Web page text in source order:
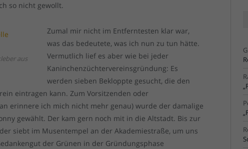
so nicht gewollt.
aus
Zumal mir nicht im Entferntesten klar war,
was das bedeutete, was ich nun zu tun hätte.
Vermutlich lief es aber wie bei jeder
Kaninchenzüchtervereinsgründung: Es
werden sieben Bekloppte gesucht, die den
eintragen kann. Zum Vorsitzenden oder
erinnere ich mich nicht mehr genau) wurde der damalige
gewählt. Der kam gern noch mit in die Altstadt. Bis zur
siebt im Musentempel an der Akademiestraße, um uns
der Grünen in der Gründungsphase